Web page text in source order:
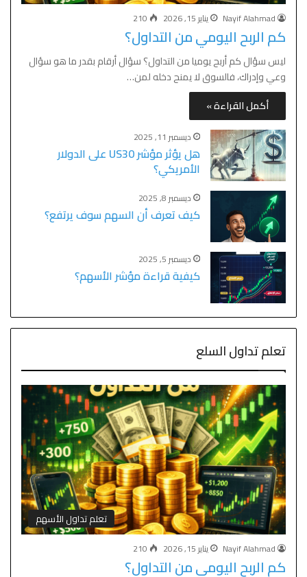
Nayif Alahmad يناير 15, 2026 210
كم الربح اليومي من التداول؟
ليس سؤال كم أربح يوميا من التداول؟ سؤال أرقام بقدر ما هو سؤال
وعي وإدراك، فالسوق لا يمنح دخله لمن…
أكمل القراءة »
ديسمبر 11, 2025
هل يؤثر مؤشر US30 على الدولار
الأمريكي؟
ديسمبر 8, 2025
كيف تعرف أن السهم سوف يرتفع؟
ديسمبر 5, 2025
كيفية قراءة مؤشر الأسهم؟
تعلم تداول السلع
تعلم تداول الأسهم
Nayif Alahmad يناير 15, 2026 210
كم الربح اليومي من التداول؟